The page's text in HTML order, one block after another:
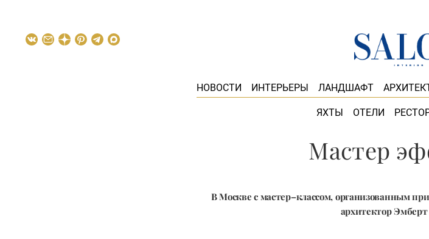
НОВОСТИ ИНТЕРЬЕРЫ ЛАНДШАФТ
ЯХТЫ ОТЕЛИ
Мастер
В Москве с мастер–классом, организованным
архитектор